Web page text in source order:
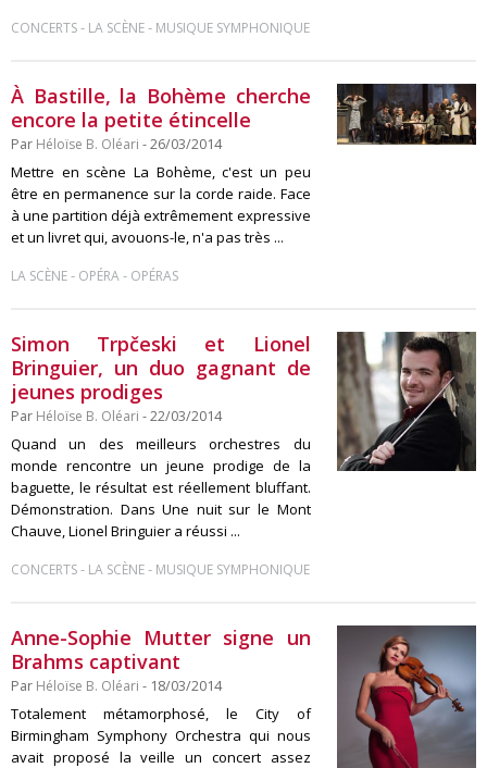
CONCERTS- LA SCÈNE- MUSIQUE SYMPHONIQUE
À Bastille, la Bohème cherche
encore la petite étincelle
Par Héloïse B. Oléari - 26/03/2014
Mettre en scène La Bohème, c'est un peu
être en permanence sur la corde raide. Face
à une partition déjà extrêmement expressive
et un livret qui, avouons-le, n'a pas très ...
LA SCÈNE- OPÉRA- OPÉRAS
Simon Trpčeski et Lionel
Bringuier, un duo gagnant de
jeunes prodiges
Par Héloïse B. Oléari - 22/03/2014
Quand un des meilleurs orchestres du
monde rencontre un jeune prodige de la
baguette, le résultat est réellement bluffant.
Démonstration. Dans Une nuit sur le Mont
Chauve, Lionel Bringuier a réussi ...
CONCERTS- LA SCÈNE- MUSIQUE SYMPHONIQUE
Anne-Sophie Mutter signe un
Brahms captivant
Par Héloïse B. Oléari - 18/03/2014
Totalement métamorphosé, le City of
Birmingham Symphony Orchestra qui nous
avait proposé la veille un concert assez